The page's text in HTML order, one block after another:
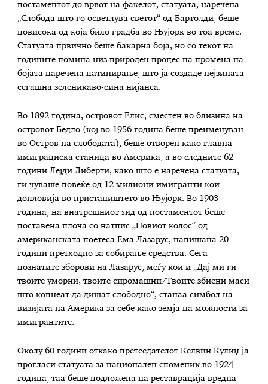
постаментот до врвот на факелот, статуата, наречена
„Слобода што го осветлува светот“ од Бартолди, беше
повисока од која било градба во Њујорк во тоа време.
Статуата првично беше бакарна боја, но со текот на
годините помина низ природен процес на промена на
бојата наречена патинирање, што ја создаде нејзината
сегашна зеленикаво-сина нијанса.
Во 1892 година, островот Елис, сместен во близина на
островот Бедло (кој во 1956 година беше преименуван
во Остров на слободата), беше отворен како главна
имиграциска станица во Америка, а во следните 62
години Лејди Либерти, како што е наречена статуата,
ги чуваше повеќе од 12 милиони имигранти кои
допловија во пристаништето во Њујорк. Во 1903
година, на внатрешниот ѕид од постаментот беше
поставена плоча со натпис „Новиот колос“ од
американската поетеса Ема Лазарус, напишана 20
години претходно за собирање средства. Сега
познатите зборови на Лазарус, меѓу кои и „Дај ми ги
твоите уморни, твоите сиромашни/Твоите збиени маси
што копнеат да дишат слободно“, станаа симбол на
визијата на Америка за себе како земја на можности за
имигрантите.
Околу 60 години откако претседателот Келвин Кулиџ ја
прогласи статуата за национален споменик во 1924
година, таа беше подложена на реставрација вредна